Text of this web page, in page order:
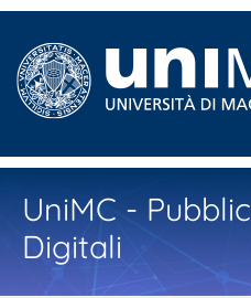
UniMC -
Digitali